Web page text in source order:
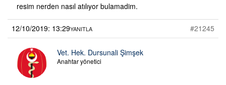
resim nerden nasıl atılıyor bulamadim.
12/10/2019: 13:29 #21245
YANITLA
Vet. Hek. Dursunali Şimşek
Anahtar yönetici